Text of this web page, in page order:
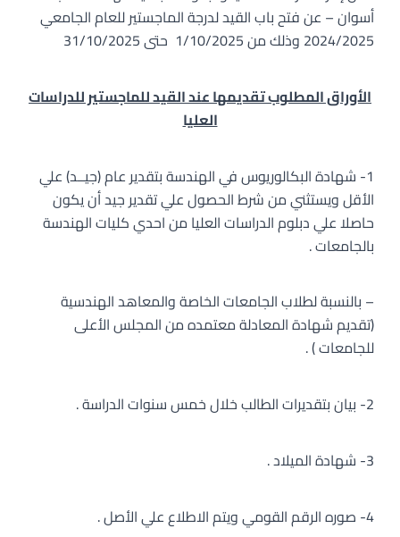
أسوان – عن فتح باب القيد لدرجة الماجستير للعام الجامعي
2024/2025 وذلك من 1/10/2025 حتى 31/10/2025
الأوراق المطلوب تقديمها عند القيد للماجستير للدراسات
العليا
1- شهادة البكالوريوس في الهندسة بتقدير عام (جيــد) علي
الأقل ويستثني من شرط الحصول علي تقدير جيد أن يكون
حاصلا علي دبلوم الدراسات العليا من احدي كليات الهندسة
بالجامعات .
– بالنسبة لطلاب الجامعات الخاصة والمعاهد الهندسية
(تقديم شهادة المعادلة معتمده من المجلس الأعلى
للجامعات ) .
2- بيان بتقديرات الطالب خلال خمس سنوات الدراسة .
3- شهادة الميلاد .
4- صوره الرقم القومي ويتم الاطلاع علي الأصل .